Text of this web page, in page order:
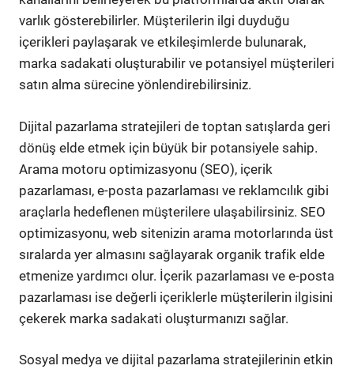
varlık gösterebilirler. Müşterilerin ilgi duyduğu
içerikleri paylaşarak ve etkileşimlerde bulunarak,
marka sadakati oluşturabilir ve potansiyel müşterileri
satın alma sürecine yönlendirebilirsiniz.
Dijital pazarlama stratejileri de toptan satışlarda geri
dönüş elde etmek için büyük bir potansiyele sahip.
Arama motoru optimizasyonu (SEO), içerik
pazarlaması, e-posta pazarlaması ve reklamcılık gibi
araçlarla hedeflenen müşterilere ulaşabilirsiniz. SEO
optimizasyonu, web sitenizin arama motorlarında üst
sıralarda yer almasını sağlayarak organik trafik elde
etmenize yardımcı olur. İçerik pazarlaması ve e-posta
pazarlaması ise değerli içeriklerle müşterilerin ilgisini
çekerek marka sadakati oluşturmanızı sağlar.
Sosyal medya ve dijital pazarlama stratejilerinin etkin